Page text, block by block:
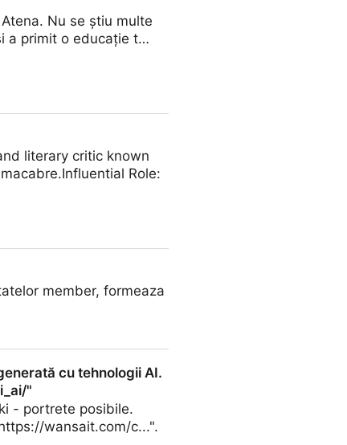
Nu se știu multe
a primit o educație t…
literary critic known
Role:
member, formeaza
cu tehnologii AI.
"
- portrete posibile.
wansait.com/c...".